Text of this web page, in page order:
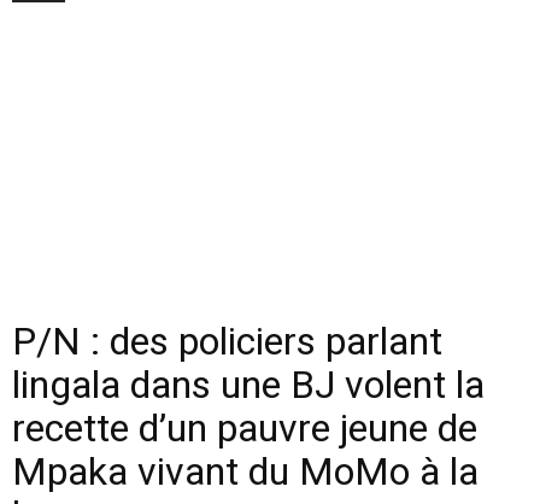
P/N : des policiers parlant
lingala dans une BJ volent la
recette d’un pauvre jeune de
Mpaka vivant du MoMo à la